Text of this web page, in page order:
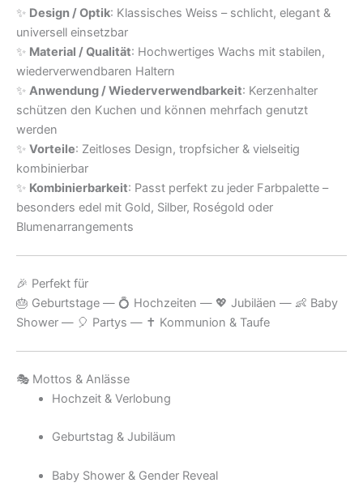
✨ Design / Optik: Klassisches Weiss – schlicht, elegant &
universell einsetzbar
✨ Material / Qualität: Hochwertiges Wachs mit stabilen,
wiederverwendbaren Haltern
✨ Anwendung / Wiederverwendbarkeit: Kerzenhalter
schützen den Kuchen und können mehrfach genutzt
werden
✨ Vorteile: Zeitloses Design, tropfsicher & vielseitig
kombinierbar
✨ Kombinierbarkeit: Passt perfekt zu jeder Farbpalette –
besonders edel mit Gold, Silber, Roségold oder
Blumenarrangements
🎉 Perfekt für
🎂 Geburtstage — 💍 Hochzeiten — 💖 Jubiläen — 👶 Baby
Shower — 🎈 Partys — ✝️ Kommunion & Taufe
🎭 Mottos & Anlässe
Hochzeit & Verlobung
Geburtstag & Jubiläum
Baby Shower & Gender Reveal